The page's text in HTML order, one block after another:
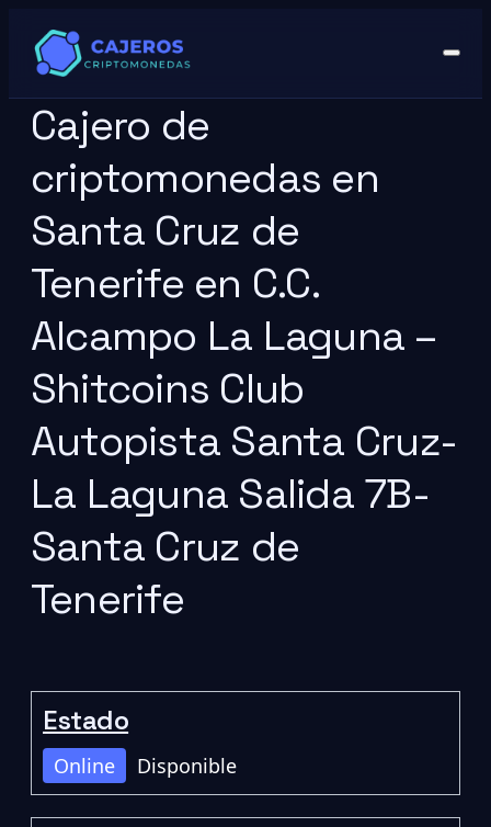
Cajero de
criptomonedas en
Santa Cruz de
Tenerife en C.C.
Alcampo La Laguna –
Shitcoins Club
Autopista Santa Cruz-
La Laguna Salida 7B-
Santa Cruz de
Tenerife
Estado
Online Disponible